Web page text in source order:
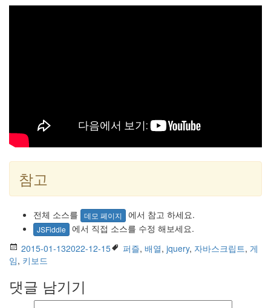
참고
전체 소스를 데모 페이지 에서 참고 하세요.
JSFiddle
에서 직접 소스를 수정 해보세요.
2015-01-132022-12-15 퍼즐, 배열, jquery, 자바스크립트, 게
임, 키보드
댓글 남기기